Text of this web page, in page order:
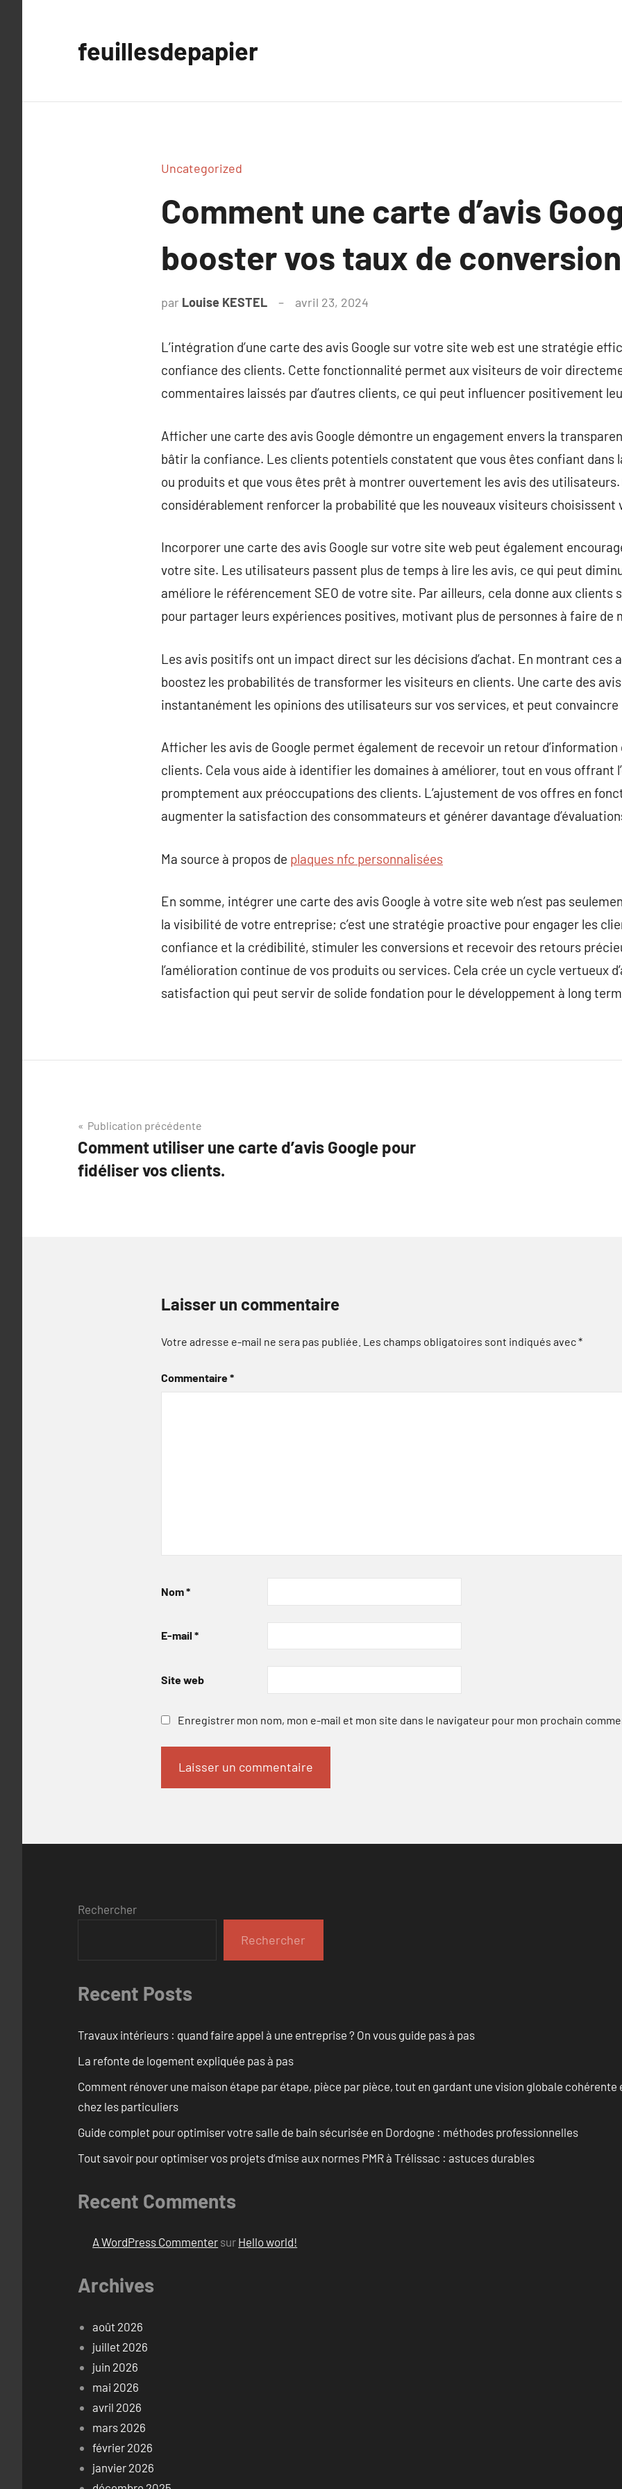
feuillesdepapier
Uncategorized
Comment une carte d’avis
booster vos taux de
par Louise KESTEL avril 23, 2024
L’intégration d’une carte des avis Google sur votre site web est une stratégie
confiance des clients. Cette fonctionnalité permet aux visiteurs de voir
commentaires laissés par d’autres clients, ce qui peut influencer positivement
Afficher une carte des avis Google démontre un engagement envers la
bâtir la confiance. Les clients potentiels constatent que vous êtes confiant dans
ou produits et que vous êtes prêt à montrer ouvertement les avis des
considérablement renforcer la probabilité que les nouveaux visiteurs choisissent
Incorporer une carte des avis Google sur votre site web peut également
votre site. Les utilisateurs passent plus de temps à lire les avis, ce qui peut
améliore le référencement SEO de votre site. Par ailleurs, cela donne aux
pour partager leurs expériences positives, motivant plus de personnes à faire de
Les avis positifs ont un impact direct sur les décisions d’achat. En montrant ces
boostez les probabilités de transformer les visiteurs en clients. Une carte des
instantanément les opinions des utilisateurs sur vos services, et peut
Afficher les avis de Google permet également de recevoir un retour
clients. Cela vous aide à identifier les domaines à améliorer, tout en vous offrant
promptement aux préoccupations des clients. L’ajustement de vos offres en
augmenter la satisfaction des consommateurs et générer davantage
Ma source à propos de plaques nfc personnalisées
En somme, intégrer une carte des avis Google à votre site web n’est pas
la visibilité de votre entreprise; c’est une stratégie proactive pour engager les
confiance et la crédibilité, stimuler les conversions et recevoir des retours
l’amélioration continue de vos produits ou services. Cela crée un cycle vertueux
satisfaction qui peut servir de solide fondation pour le développement à long
Navigation
de
l’article
Publication précédente
Comment utiliser une carte d’avis Google pour
fidéliser vos clients.
Laisser un commentaire
Votre adresse e-mail ne sera pas publiée. Les champs obligatoires sont indiqués avec*
Commentaire*
Nom*
E-mail *
Site web
Enregistrer mon nom, mon e-mail et mon site dans le navigateur pour mon prochain
Rechercher
Rechercher
Recent Posts
Travaux intérieurs : quand faire appel à une entreprise ? On vous guide pas à pas
La refonte de logement expliquée pas à pas
Comment rénover une maison étape par étape, pièce par pièce, tout en gardant une vision globale
chez les particuliers
Guide complet pour optimiser votre salle de bain sécurisée en Dordogne : méthodes professionnelles
Tout savoir pour optimiser vos projets d’mise aux normes PMR à Trélissac : astuces durables
Recent Comments
A WordPress Commenter sur Hello world!
Archives
août 2026
juillet 2026
juin 2026
mai 2026
avril 2026
mars 2026
février 2026
janvier 2026